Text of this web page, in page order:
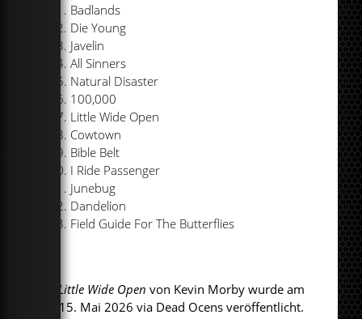
Badlands
Die Young
Javelin
All Sinners
Natural Disaster
100,000
Little Wide Open
Cowtown
Bible Belt
I Ride Passenger
Junebug
Dandelion
Field Guide For The Butterflies
Little Wide Open von Kevin Morby wurde am
15. Mai 2026 via Dead Ocens veröffentlicht.